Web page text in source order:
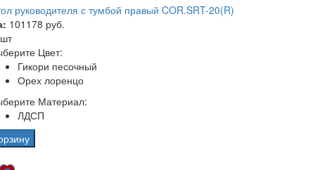
руководителя с тумбой правый COR.SRT-20(R)
101178 руб.
Цвет:
Гикори песочный
Орех лоренцо
Материал:
ЛДСП